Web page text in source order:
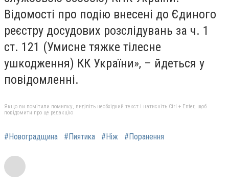
Відомості про подію внесені до Єдиного
реєстру досудових розслідувань за ч. 1
ст. 121 (Умисне тяжке тілесне
ушкодження) КК України», – йдеться у
повідомленні.
Якщо ви помітили помилку, виділіть необхідний текст і натисніть Ctrl + Enter, щоб
повідомити про це редакцію
#Новоградщина #Пиятика #Ніж #Поранення